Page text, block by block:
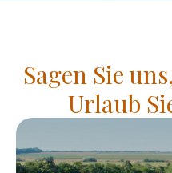
Sagen Sie
Urlaub